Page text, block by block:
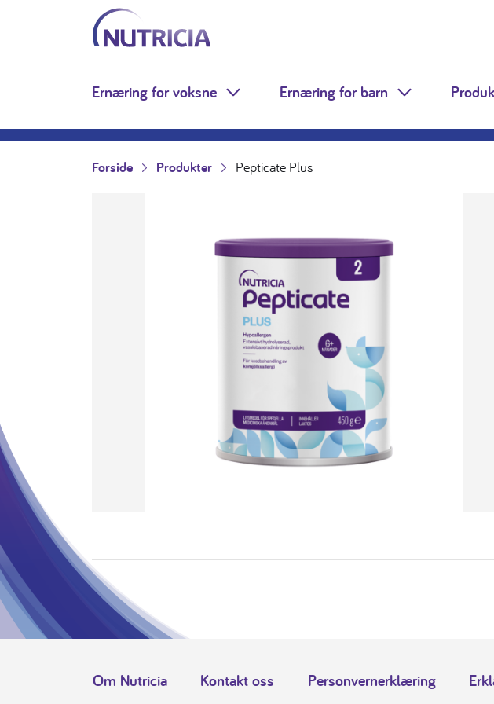
Hopp til innholdet
Nutricia.no
Ernæring for voksne Toggle Dropdown
Ernæring for barn Toggle
Forside Produkter Pepticate Plus
Om Nutricia Kontakt oss Personvernerklæring